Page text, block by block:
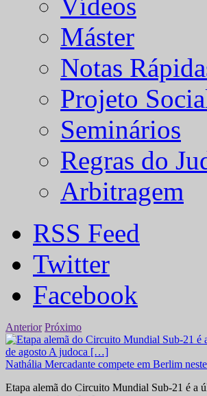
Máster
Notas
Projeto
Seminários
Regras do
Arbitragem
RSS Feed
Twitter
Facebook
Anterior Próximo
Nathália Mercadante compete em Berlim
Etapa alemã do Circuito Mundial Sub-21 é a